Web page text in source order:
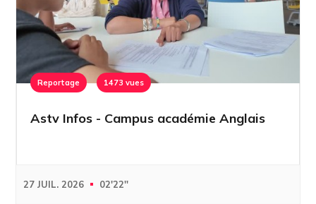
Reportage 1473 vues
Astv Infos - Campus académie Anglais
27 JUIL. 2026 02'22''